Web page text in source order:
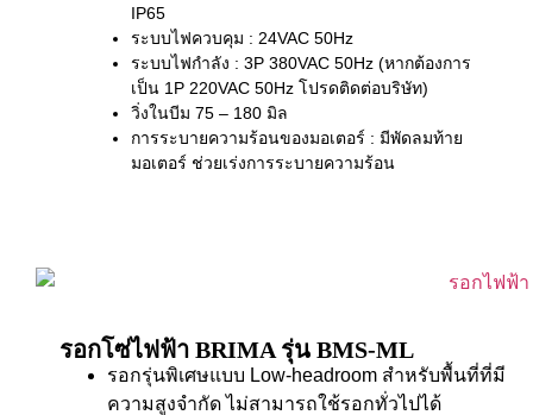
IP65
ระบบไฟควบคุม : 24VAC 50Hz
ระบบไฟกำลัง : 3P 380VAC 50Hz (หากต้องการ
เป็น 1P 220VAC 50Hz โปรดติดต่อบริษัท)
วิ่งในบีม 75 – 180 มิล
การระบายความร้อนของมอเตอร์ : มีพัดลมท้าย
มอเตอร์ ช่วยเร่งการระบายความร้อน
รอกโซ่ไฟฟ้า BRIMA รุ่น BMS-ML
รอกรุ่นพิเศษแบบ Low-headroom สำหรับพื้นที่ที่มี
ความสูงจำกัด ไม่สามารถใช้รอกทั่วไปได้